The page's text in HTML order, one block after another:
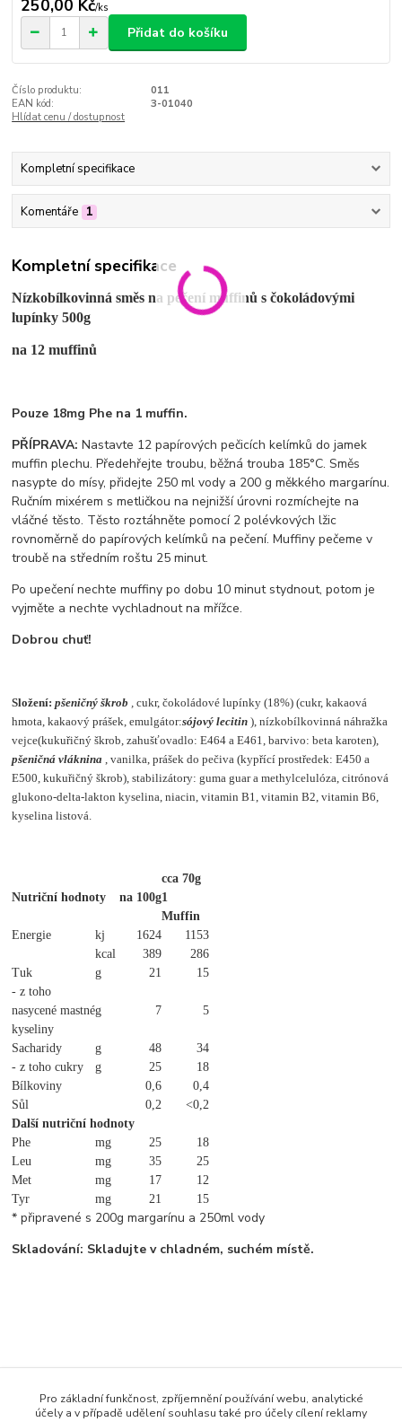
250,00 Kč/ks
Přidat do košíku
Číslo produktu:
011
EAN kód:
3-01040
Hlídat cenu / dostupnost
Kompletní specifikace
Komentáře 1
Kompletní specifikace
Nízkobílkovinná směs na pečení muffinů s čokoládovými
lupínky 500g
na 12 muffinů
Pouze 18mg Phe na 1 muffin.
PŘÍPRAVA:Nastavte 12 papírových pečicích kelímků do jamek
muffin plechu. Předehřejte troubu, běžná trouba 185°C. Směs
nasypte do mísy, přidejte 250 ml vody a 200 g měkkého margarínu.
Ručním mixérem s metličkou na nejnižší úrovni rozmíchejte na
vláčné těsto. Těsto roztáhněte pomocí 2 polévkových lžic
rovnoměrně do papírových kelímků na pečení. Muffiny pečeme v
troubě na středním roštu 25 minut.
Po upečení nechte muffiny po dobu 10 minut stydnout, potom je
vyjměte a nechte vychladnout na mřížce.
Dobrou chuť!
Složení:pšeničný škrob , cukr, čokoládové lupínky (18%) (cukr, kakaová
hmota, kakaový prášek, emulgátor:sójový lecitin ), nízkobílkovinná náhražka
vejce(kukuřičný škrob, zahušťovadlo: E464 a E461, barvivo: beta karoten),
pšeničná vláknina , vanilka, prášek do pečiva (kypřící prostředek: E450 a
E500, kukuřičný škrob), stabilizátory: guma guar a methylcelulóza, citrónová
glukono-delta-lakton kyselina, niacin, vitamin B1, vitamin B2, vitamin B6,
kyselina listová.
Nutriční hodnoty na 100g
cca 70g
1
Muffin
Energie
kj 1624
1153
kcal
389
286
Tuk
g 21
15
- z toho
nasycené mastné
kyseliny
g 7 5
Sacharidy g 48
34
- z toho cukry
g 25
18
Bílkoviny
0,6
0,4
Sůl
0,2
<0,2
Další nutriční hodnoty
Phe
mg 25
18
Leu
mg 35
25
Met
mg 17
12
Tyr
mg 21 15
* připravené s 200g margarínu a 250ml vody
Skladování: Skladujte v chladném, suchém místě.
Zboží zařazeno v kategoriích
Pro základní funkčnost, zpříjemnění používání webu, analytické
účely a v případě udělení souhlasu také pro účely cílení reklamy